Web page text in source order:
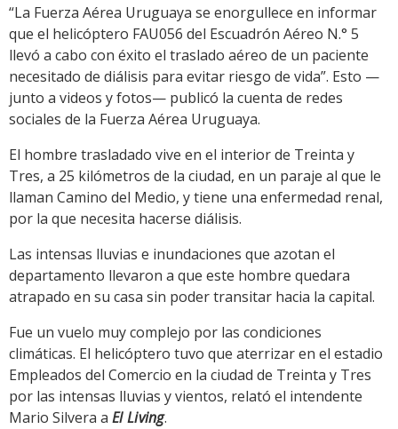
Link
“La Fuerza Aérea Uruguaya se enorgullece en informar
que el helicóptero FAU056 del Escuadrón Aéreo N.° 5
llevó a cabo con éxito el traslado aéreo de un paciente
necesitado de diálisis para evitar riesgo de vida”. Esto —
junto a videos y fotos— publicó la cuenta de redes
sociales de la Fuerza Aérea Uruguaya.
El hombre trasladado vive en el interior de Treinta y
Tres, a 25 kilómetros de la ciudad, en un paraje al que le
llaman Camino del Medio, y tiene una enfermedad renal,
por la que necesita hacerse diálisis.
Las intensas lluvias e inundaciones que azotan el
departamento llevaron a que este hombre quedara
atrapado en su casa sin poder transitar hacia la capital.
Fue un vuelo muy complejo por las condiciones
climáticas. El helicóptero tuvo que aterrizar en el estadio
Empleados del Comercio en la ciudad de Treinta y Tres
por las intensas lluvias y vientos, relató el intendente
Mario Silvera a El Living.